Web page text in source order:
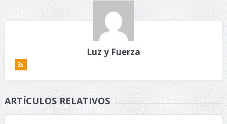
Luz y Fuerza
ARTÍCULOS RELATIVOS